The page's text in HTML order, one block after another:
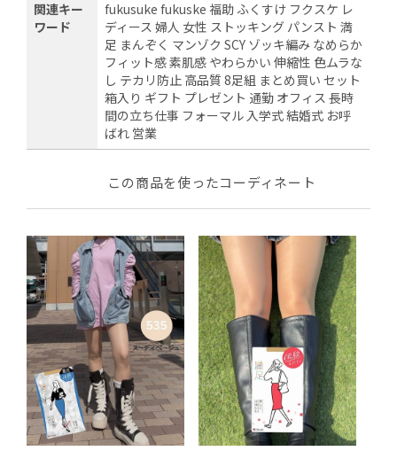
関連キー
ワード
fukusuke fukuske 福助 ふくすけ フクスケ レ
ディース 婦人 女性 ストッキング パンスト 満
足 まんぞく マンゾク SCY ゾッキ編み なめらか
フィット感 素肌感 やわらかい 伸縮性 色ムラな
し テカリ防止 高品質 8足組 まとめ買い セット
箱入り ギフト プレゼント 通勤 オフィス 長時
間の立ち仕事 フォーマル 入学式 結婚式 お呼
ばれ 営業
この商品を使ったコーディネート